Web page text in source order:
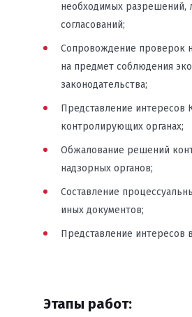
необходимых разрешений,
согласований;
Сопровождение проверок
на предмет соблюдения
законодательства;
Представление интересов
контролирующих органах;
Обжалование решений
надзорных органов;
Составление
иных документов;
Представление интересов
Этапы работ: